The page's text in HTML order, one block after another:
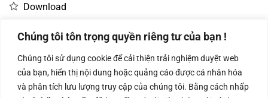
Chúng tôi tôn trọng quyền riêng tư của bạn !
Chúng tôi sử dụng cookie để cải thiện trải nghiệm duyệt web
của bạn, hiển thị nội dung hoặc quảng cáo được cá nhân hóa
và phân tích lưu lượng truy cập của chúng tôi. Bằng cách nhấp
Download
LIÊN HỆ MUA HÀNG
Kinh doanh:
0966.93.1717
KD Dự Án: 0987
835 345
Kế Toán:
0987.919.040